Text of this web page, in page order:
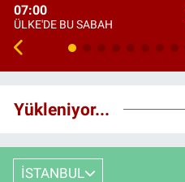
07:00
ÜLKE'DE BU SABAH
Yükleniyor...
İSTANBUL